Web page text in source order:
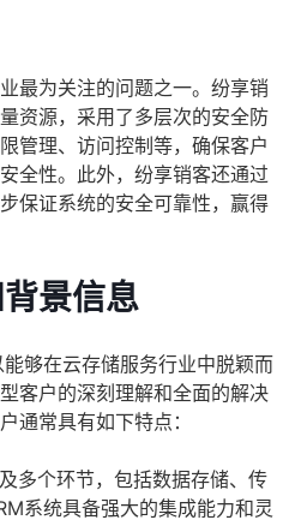
最为关注的问题之一。纷享销
资源，采用了多层次的安全防
管理、访问控制等，确保客户
全性。此外，纷享销客还通过
保证系统的安全可靠性，赢得
景信息
够在云存储服务行业中脱颖而
客户的深刻理解和全面的解决
通常具有如下特点：
多个环节，包括数据存储、传
系统具备强大的集成能力和灵